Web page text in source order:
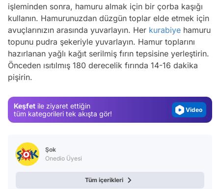
işleminden sonra, hamuru almak için bir çorba kaşığı
kullanın. Hamurunuzdan düzgün toplar elde etmek için
avuçlarınızın arasında yuvarlayın. Her kurabiye hamuru
topunu pudra şekeriyle yuvarlayın. Hamur toplarını
hazırlanan yağlı kağıt serilmiş fırın tepsisine yerleştirin.
Önceden ısıtılmış 180 derecelik fırında 14-16 dakika
pişirin.
Keşfet ile ziyaret ettiğin
tüm kategorileri tek akışta gör!
Video
Video
Şok
Onedio Üyesi
Tüm içerikleri